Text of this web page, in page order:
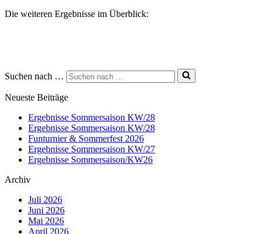
Die weiteren Ergebnisse im Überblick:
Suchen nach …
Neueste Beiträge
Ergebnisse Sommersaison KW/28
Ergebnisse Sommersaison KW/28
Funturnier & Sommerfest 2026
Ergebnisse Sommersaison KW/27
Ergebnisse Sommersaison/KW26
Archiv
Juli 2026
Juni 2026
Mai 2026
April 2026